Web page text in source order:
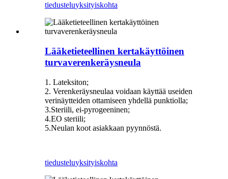
tiedusteluyksityiskohta
Lääketieteellinen kertakäyttöinen
turvaverenkeräysneula
1. Lateksiton;
2. Verenkeräysneulaa voidaan käyttää useiden
verinäytteiden ottamiseen yhdellä punktiolla;
3.Steriili, ei-pyrogeeninen;
4.EO steriili;
5.Neulan koot asiakkaan pyynnöstä.
tiedusteluyksityiskohta